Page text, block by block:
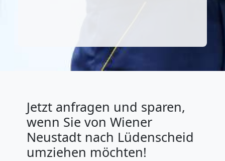
Jetzt anfragen und sparen,
wenn Sie von Wiener
Neustadt nach Lüdenscheid
umziehen möchten!